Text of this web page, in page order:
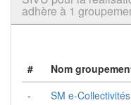
adhère à 1
# Nom
-
SM e-Collectivités